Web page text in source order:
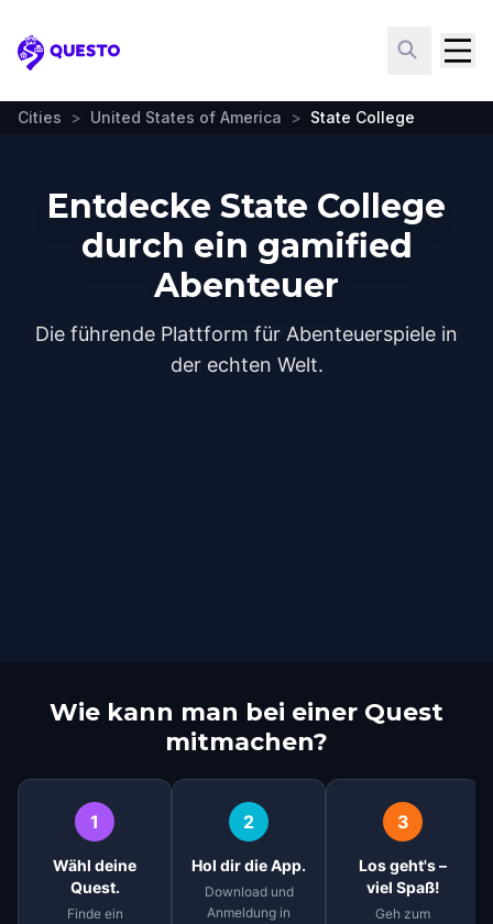
Questo
Cities > United States of America > State College
Entdecke State College
durch ein gamified
Abenteuer
Die führende Plattform für Abenteuerspiele in
der echten Welt.
Wie kann man bei einer Quest
mitmachen?
1
Wähl deine
Quest.
Finde ein
2
Hol dir die App.
Download und
Anmeldung in
3
Los geht's –
viel Spaß!
Geh zum